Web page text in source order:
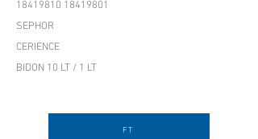
18419810 18419801
SEPHOR
CERIENCE
BIDON 10 LT / 1 LT
FT